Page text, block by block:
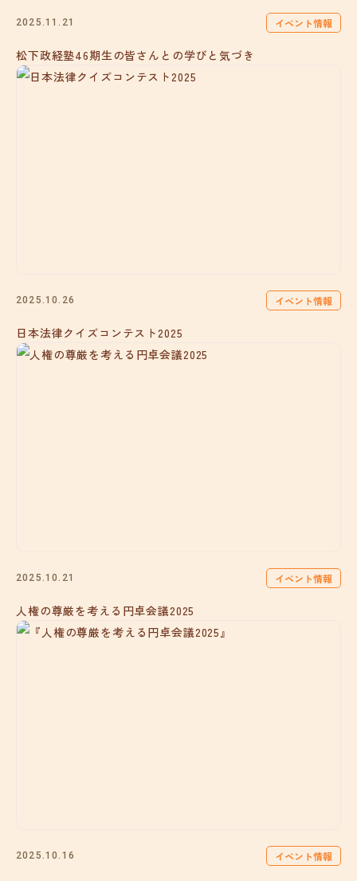
2025.11.21 イベント情報
松下政経塾46期生の皆さんとの学びと気づき
2025.10.26 イベント情報
日本法律クイズコンテスト2025
2025.10.21 イベント情報
人権の尊厳を考える円卓会議2025
2025.10.16 イベント情報